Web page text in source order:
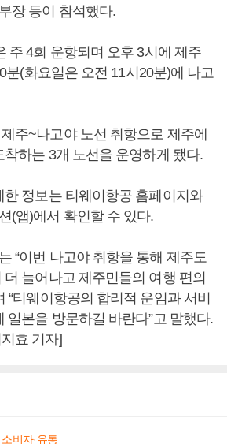
장 등이 참석했다.
주 4회 운항되며 오후 3시에 제주
분(화요일은 오전 11시20분)에 나고
주~나고야 노선 취항으로 제주에
하는 3개 노선을 운영하게 됐다.
한 정보는 티웨이항공 홈페이지와
(앱)에서 확인할 수 있다.
“이번 나고야 취항을 통해 제주도
늘어나고 제주민들의 여행 편의
“티웨이항공의 합리적 운임과 서비
일본을 방문하길 바란다”고 말했다.
효 기자]
소비자·유통